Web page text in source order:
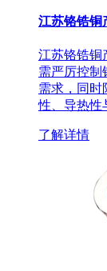
江苏铬锆铜
江苏铬锆铜
需严厉控制
需求，同时
性、导热性
了解详情